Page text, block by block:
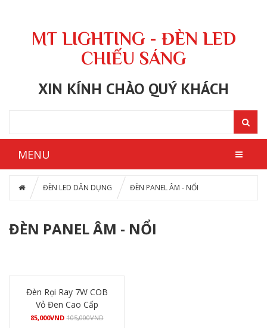
MT LIGHTING - ĐÈN LED
CHIẾU SÁNG
XIN KÍNH CHÀO QUÝ KHÁCH
MENU
ĐÈN LED DÂN DỤNG ĐÈN PANEL ÂM - NỔI
ĐÈN PANEL ÂM - NỔI
Đèn Rọi Ray 7W COB
Vỏ Đen Cao Cấp
85,000VND 105,000VND